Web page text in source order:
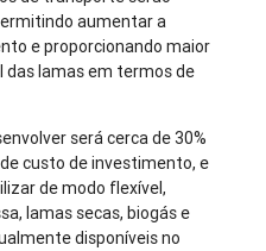
aumentar a
e proporcionando maior
das lamas em termos de
será cerca de 30%
custo de investimento, e
de modo flexível,
lamas secas, biogás e
disponíveis no